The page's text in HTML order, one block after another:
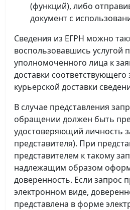
(функций), либо
документ с
Сведения из ЕГРН можно
воспользовавшись услугой
уполномоченного лица к
доставки соответствующего
курьерской доставки
В случае представления
обращении должен быть
удостоверяющий личность
представителя). При
представителем к такому
надлежащим образом
доверенность. Если запрос
электронном виде,
представлена в форме